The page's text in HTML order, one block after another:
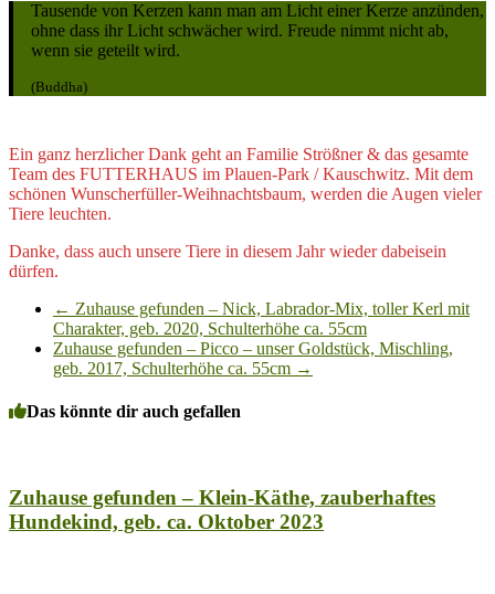
Tausende von Kerzen kann man am Licht einer Kerze anzünden,
ohne dass ihr Licht schwächer wird. Freude nimmt nicht ab,
wenn sie geteilt wird.
(Buddha)
Ein ganz herzlicher Dank geht an Familie Strößner & das gesamte
Team des FUTTERHAUS im Plauen-Park / Kauschwitz. Mit dem
schönen Wunscherfüller-Weihnachtsbaum, werden die Augen vieler
Tiere leuchten.
Danke, dass auch unsere Tiere in diesem Jahr wieder dabeisein
dürfen.
← Zuhause gefunden – Nick, Labrador-Mix, toller Kerl mit
Charakter, geb. 2020, Schulterhöhe ca. 55cm
Zuhause gefunden – Picco – unser Goldstück, Mischling,
geb. 2017, Schulterhöhe ca. 55cm →
Das könnte dir auch gefallen
Zuhause gefunden – Klein-Käthe, zauberhaftes
Hundekind, geb. ca. Oktober 2023